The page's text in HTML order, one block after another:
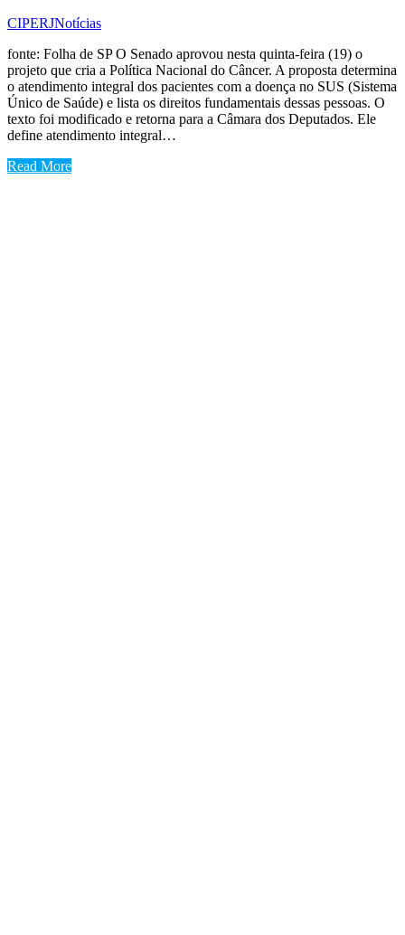
CIPERJNotícias
fonte: Folha de SP O Senado aprovou nesta quinta-feira (19) o
projeto que cria a Política Nacional do Câncer. A proposta determina
o atendimento integral dos pacientes com a doença no SUS (Sistema
Único de Saúde) e lista os direitos fundamentais dessas pessoas. O
texto foi modificado e retorna para a Câmara dos Deputados. Ele
define atendimento integral…
Read More